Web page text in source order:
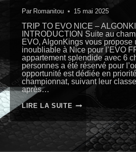
Par Romanitou 15 mai 2025
TRIP TO EVO NICE –
INTRODUCTION Suite au
EVO, AlgonKings vous propose
inoubliable à Nice pour l’EVO
appartement splendide avec 6
personnes a été réservé pour
opportunité est dédiée en
championnat, suivant leur
après…
LIRE LA SUITE TRIP
TO